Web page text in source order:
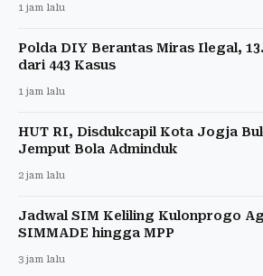
1 jam lalu
Polda DIY Berantas Miras Ilegal,
dari 443 Kasus
1 jam lalu
HUT RI, Disdukcapil Kota Jogja
Jemput Bola Adminduk
2 jam lalu
Jadwal SIM Keliling Kulonprogo
SIMMADE hingga MPP
3 jam lalu